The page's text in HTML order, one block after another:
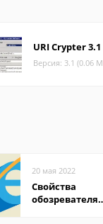
URI Crypter 3.1
Версия: 3.1 (0.06
20 мая 2022
Свойства
обозревателя